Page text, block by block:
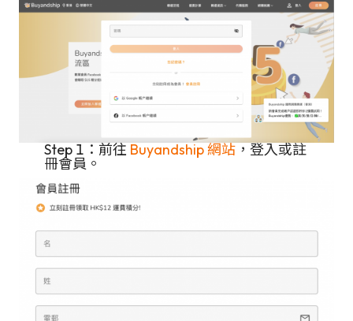
Step 1：前往 Buyandship 網站 ，登入或註
冊會員。